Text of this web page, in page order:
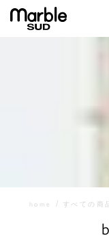
home すべての商